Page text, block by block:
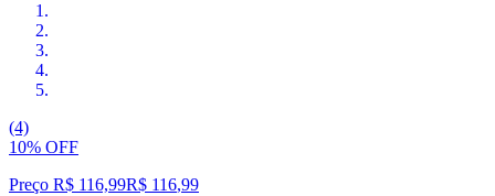
(4)
10% OFF
Preço R$ 116,99R$ 116,99